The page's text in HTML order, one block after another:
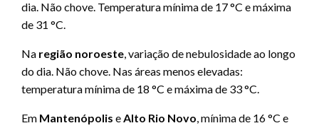
dia. Não chove. Temperatura mínima de 17 °C e máxima
de 31 °C.
Na região noroeste, variação de nebulosidade ao longo
do dia. Não chove. Nas áreas menos elevadas:
temperatura mínima de 18 °C e máxima de 33 °C.
Em Mantenópolis eAlto Rio Novo, mínima de 16 °C e